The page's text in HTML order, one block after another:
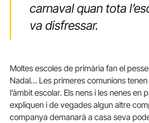
carnaval quan tota
va disfressar.
Moltes escoles de primària fan el
Nadal… Les primeres comunions
l’àmbit escolar. Els nens i les nenes en
expliquen i de vegades algun altre
companya demanarà a casa seva